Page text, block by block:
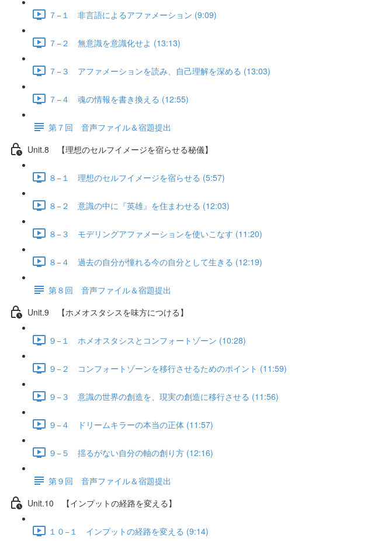
７−１ 非言語によるアファメーション (9:09)
７−２ 無意識を意識化せよ (13:13)
７−３ アファメーションを読み、自己理解を深める (13:03)
７−４ 魂の情報を書き換える (12:55)
第７回 音声ファイル＆宿題提出
Unit.8 【理想のセルフイメージを宿らせる秘儀】
８−１ 理想のセルフイメージを宿らせる (5:57)
８−２ 意識の中に『英雄』を住まわせる (12:03)
８−３ モデリングアファメーションを使いこなす (11:20)
８−４ 過去の自分が憧れる今の自分として生きる (12:19)
第８回 音声ファイル＆宿題提出
Unit.9 【ホメオスタシスを味方につける】
９−１ ホメオスタシスとコンフォートゾーン (10:28)
９−２ コンフォートゾーンを移行させるためのポイント (11:59)
９−３ 意識の世界の創造を、現実の創造に移行させる (11:56)
９−４ ドリームキラーの本当の正体 (11:57)
９−５ 揺るがない自分の軸の創り方 (12:16)
第９回 音声ファイル＆宿題提出
Unit.10 【インプットの経路を変える】
１０−１ インプットの経路を変える (9:14)